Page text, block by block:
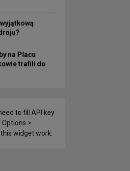
na Placu
trafili do
to fill API key
>
widget work.